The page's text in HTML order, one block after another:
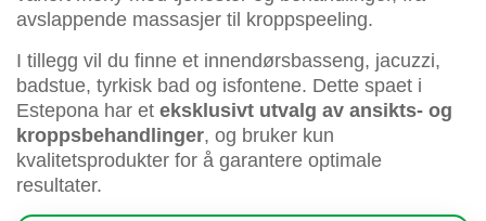
avslappende massasjer til kroppspeeling.
I tillegg vil du finne et innendørsbasseng, jacuzzi,
badstue, tyrkisk bad og isfontene. Dette spaet i
Estepona har et eksklusivt utvalg av ansikts- og
kroppsbehandlinger, og bruker kun
kvalitetsprodukter for å garantere optimale
resultater.